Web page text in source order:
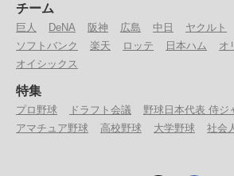
チーム
巨人 DeNA 阪神 広島 中日 ヤクルト
ソフトバンク
楽天 ロッテ 日本ハム オ
オイシックス
特集
プロ野球 ドラフト会議
野球日本代表 侍ジ
アマチュア野球
高校野球 大学野球 社会